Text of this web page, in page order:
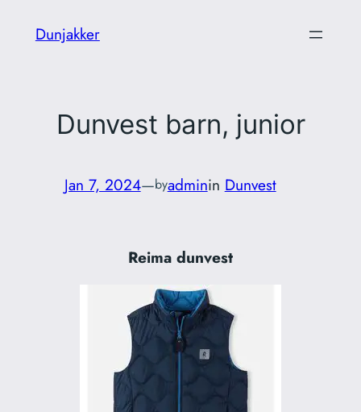
Dunjakker
Dunvest barn, junior
Jan 7, 2024—byadminin Dunvest
Reima dunvest